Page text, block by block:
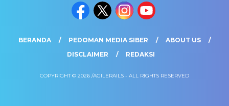
BERANDA PEDOMAN MEDIA SIBER
ABOUT US
DISCLAIMER
REDAKSI
COPYRIGHT © 2026 /AGILERAILS - ALL RIGHTS RESERVED